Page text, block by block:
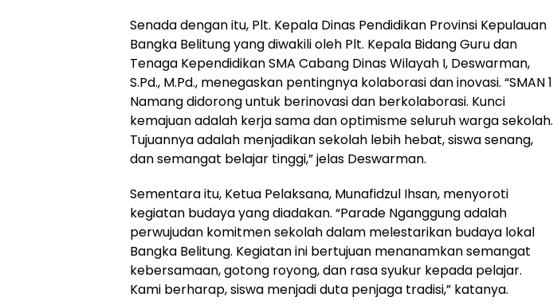
‎Senada dengan itu, Plt. Kepala Dinas Pendidikan Provinsi Kepulauan
Bangka Belitung yang diwakili oleh Plt. Kepala Bidang Guru dan
Tenaga Kependidikan SMA Cabang Dinas Wilayah I, Deswarman,
S.Pd., M.Pd., menegaskan pentingnya kolaborasi dan inovasi. “SMAN 1
Namang didorong untuk berinovasi dan berkolaborasi. Kunci
kemajuan adalah kerja sama dan optimisme seluruh warga sekolah.
Tujuannya adalah menjadikan sekolah lebih hebat, siswa senang,
dan semangat belajar tinggi,” jelas Deswarman.
‎Sementara itu, Ketua Pelaksana, Munafidzul Ihsan, menyoroti
kegiatan budaya yang diadakan. “Parade Nganggung adalah
perwujudan komitmen sekolah dalam melestarikan budaya lokal
Bangka Belitung. Kegiatan ini bertujuan menanamkan semangat
kebersamaan, gotong royong, dan rasa syukur kepada pelajar.
Kami berharap, siswa menjadi duta penjaga tradisi,” katanya.